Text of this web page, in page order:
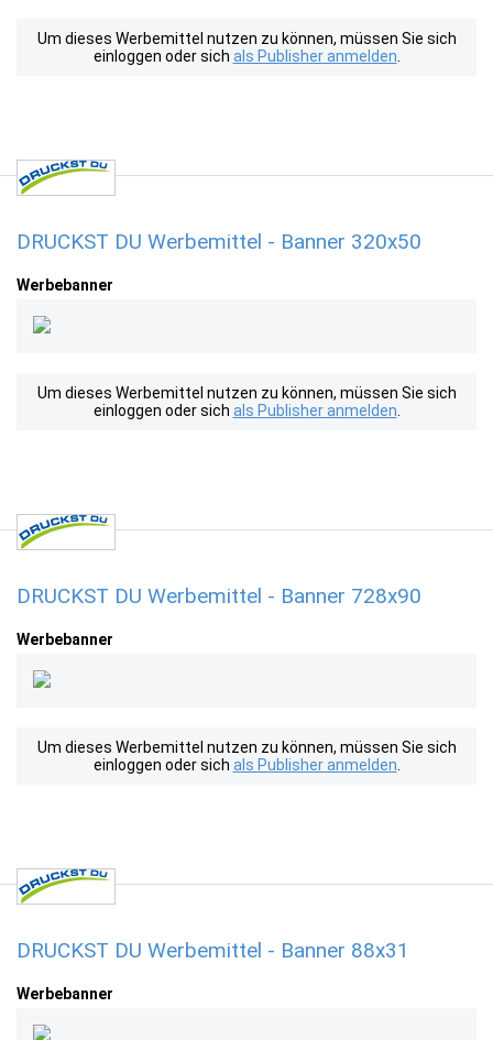
Um dieses Werbemittel nutzen zu können, müssen Sie sich
einloggen oder sich als Publisher anmelden
DRUCKST DU Werbemittel - Banner 320x50
Werbebanner
Um dieses Werbemittel nutzen zu können, müssen Sie sich
einloggen oder sich als Publisher anmelden
DRUCKST DU Werbemittel - Banner 728x90
Werbebanner
Um dieses Werbemittel nutzen zu können, müssen Sie sich
einloggen oder sich als Publisher anmelden
DRUCKST DU Werbemittel - Banner 88x31
Werbebanner